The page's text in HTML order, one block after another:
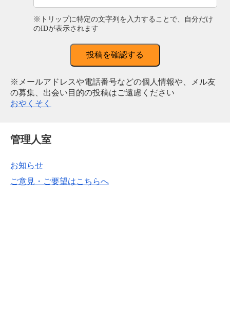
※トリップに特定の文字列を入力することで、自分だけ
のIDが表示されます
投稿を確認する
※メールアドレスや電話番号などの個人情報や、メル友
の募集、出会い目的の投稿はご遠慮ください
おやくそく
管理人室
お知らせ
ご意見・ご要望はこちらへ